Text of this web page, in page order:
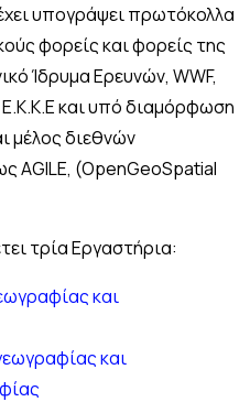
υπογράψει πρωτόκολλα
φορείς και φορείς της
Ίδρυμα Ερευνών, WWF,
Ε.Κ.Κ.Ε και υπό διαμόρφωση
μέλος διεθνών
AGILE, (OpenGeoSpatial
τρία Εργαστήρια:
και
και